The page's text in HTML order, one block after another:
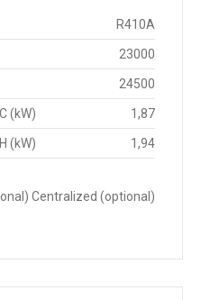
R410A
23000
24500
(kW) 1,87
(kW)
1,94
Centralized (optional)